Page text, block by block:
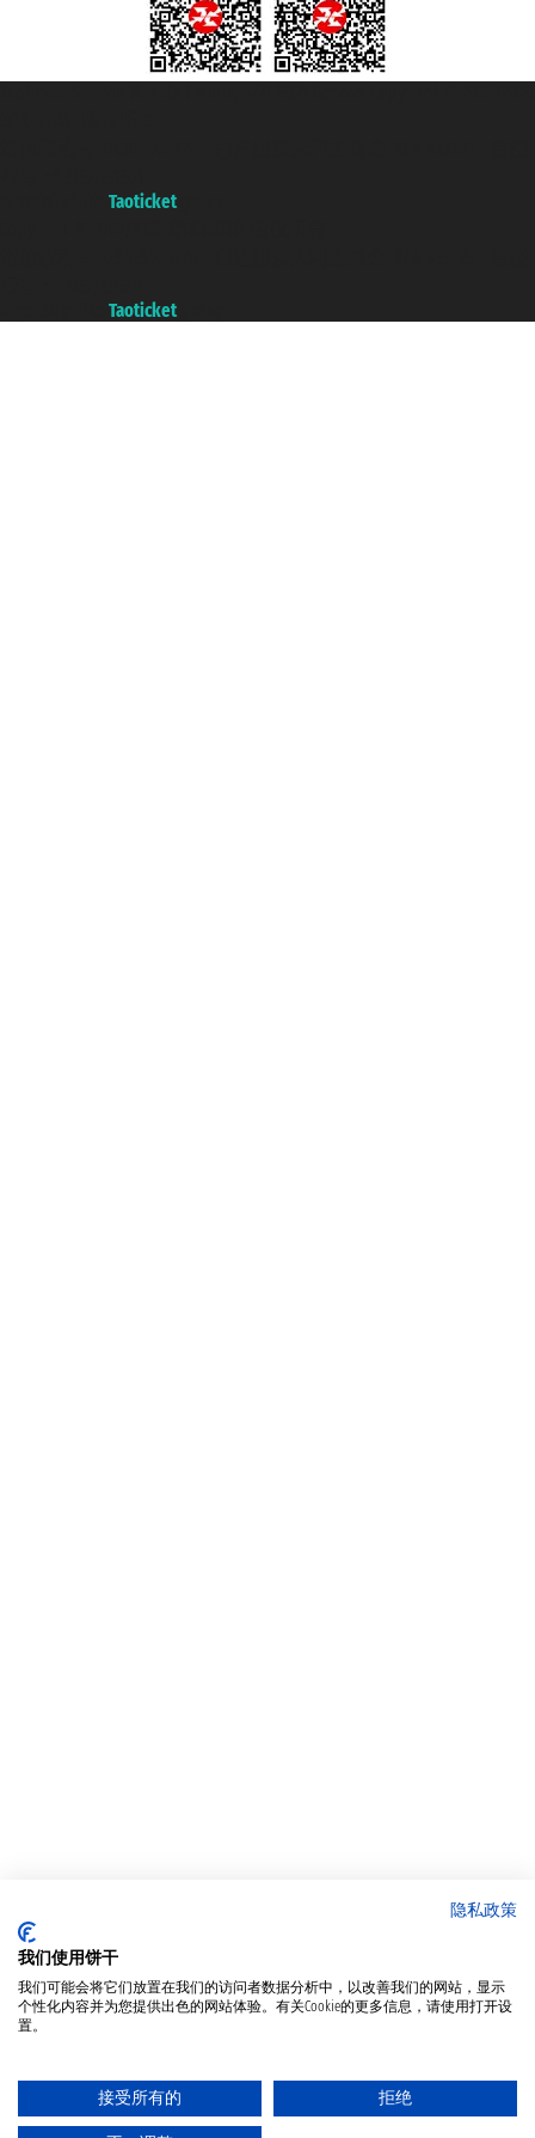
Taoticket
Taoticket
隐私政策
我们使用饼干
我们可能会将它们放置在我们的访问者数据分析中，以改善我们的网站，显示
个性化内容并为您提供出色的网站体验。有关Cookie的更多信息，请使用打开设
置。
接受所有的 拒绝